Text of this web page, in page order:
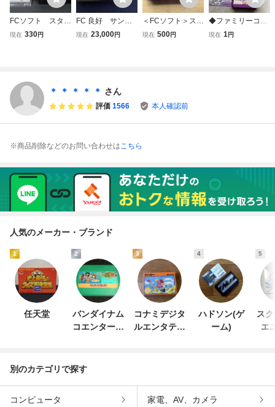
FCソフト スタ
ー ソルジャー
現在 330円
FC 良好 サンプ
ル ハイウェイス
現在 23,000円
＜FCソフト＞スタ
ー・ソルジャー
現在 500円
◆ファミリーコン
ピューター/ファミ
現在 1円
＊ ＊ ＊ ＊ ＊ さん
評価 1566 本人確認前
※商品削除などのお問い合わせはこちら
人気のメーカー・ブランド
1
任天堂
2
バンダイナム
コエンターテ
3
コナミデジタ
ルエンタテイ
4
ハドソン(ゲ
ーム)
5
ス
エ
別のカテゴリで探す
コンピュータ 家電、AV、カメラ